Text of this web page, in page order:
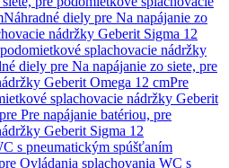
Náhradné diely pre Na napájanie zo
nádržky Geberit Sigma 12
splachovacie nádržky
diely pre Na napájanie zo siete, pre
Geberit Omega 12 cmPre
splachovacie nádržky Geberit
Pre napájanie batériou, pre
Geberit Sigma 12
s pneumatickým spúšťaním
Ovládania splachovania WC s